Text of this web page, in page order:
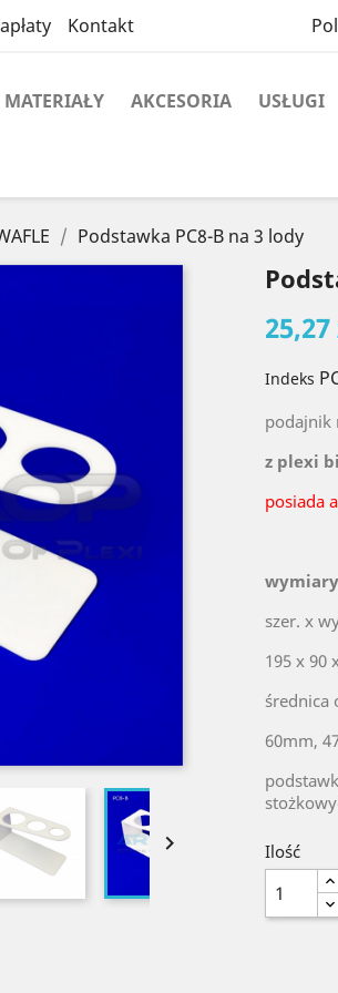
Kontakt
MATERIAŁY AKCESORIA USŁUGI
Podstawka PC8-B na 3 lody

25,27
Indeks
podajnik
z plexi
posiada
szer. x
195 x 90
średnica
60mm,
Ilość